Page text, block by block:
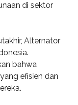
di sektor
Alternator
bahwa
efisien dan